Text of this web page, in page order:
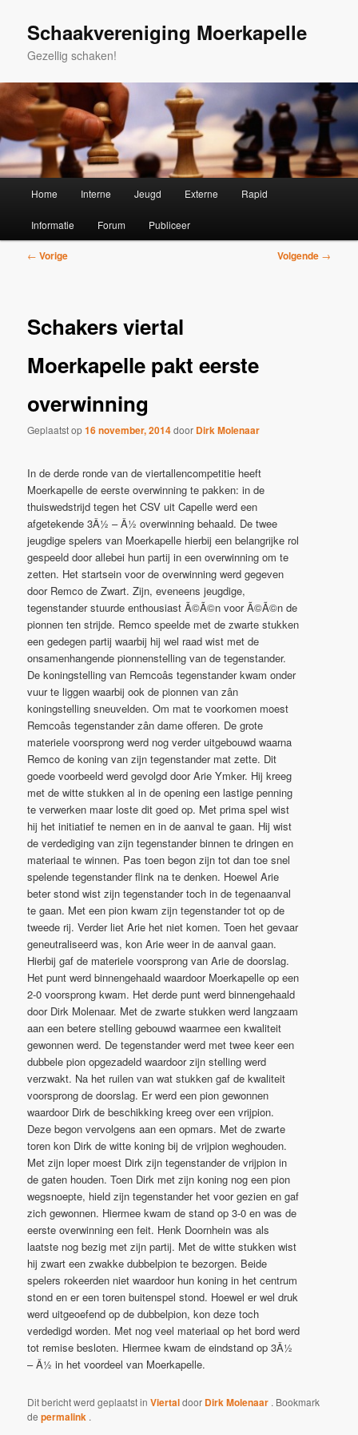
primaire
Schaakvereniging Moerkapelle
Gezellig schaken!
Home Interne Jeugd Externe Rapid
Informatie Forum Publiceer
Bericht
← Vorige Volgende →
Schakers viertal
Moerkapelle pakt eerste
overwinning
Geplaatst op16 november, 2014door Dirk Molenaar
In de derde ronde van de viertallencompetitie heeft
Moerkapelle de eerste overwinning te pakken: in de
thuiswedstrijd tegen het CSV uit Capelle werd een
afgetekende 3Â½ – Â½ overwinning behaald. De twee
jeugdige spelers van Moerkapelle hierbij een belangrijke rol
gespeeld door allebei hun partij in een overwinning om te
zetten. Het startsein voor de overwinning werd gegeven
door Remco de Zwart. Zijn, eveneens jeugdige,
tegenstander stuurde enthousiast Ã©Ã©n voor Ã©Ã©n de
pionnen ten strijde. Remco speelde met de zwarte stukken
een gedegen partij waarbij hij wel raad wist met de
onsamenhangende pionnenstelling van de tegenstander.
De koningstelling van Remcoâs tegenstander kwam onder
vuur te liggen waarbij ook de pionnen van zân
koningstelling sneuvelden. Om mat te voorkomen moest
Remcoâs tegenstander zân dame offeren. De grote
materiele voorsprong werd nog verder uitgebouwd waarna
Remco de koning van zijn tegenstander mat zette. Dit
goede voorbeeld werd gevolgd door Arie Ymker. Hij kreeg
met de witte stukken al in de opening een lastige penning
te verwerken maar loste dit goed op. Met prima spel wist
hij het initiatief te nemen en in de aanval te gaan. Hij wist
de verdediging van zijn tegenstander binnen te dringen en
materiaal te winnen. Pas toen begon zijn tot dan toe snel
spelende tegenstander flink na te denken. Hoewel Arie
beter stond wist zijn tegenstander toch in de tegenaanval
te gaan. Met een pion kwam zijn tegenstander tot op de
tweede rij. Verder liet Arie het niet komen. Toen het gevaar
geneutraliseerd was, kon Arie weer in de aanval gaan.
Hierbij gaf de materiele voorsprong van Arie de doorslag.
Het punt werd binnengehaald waardoor Moerkapelle op een
2-0 voorsprong kwam. Het derde punt werd binnengehaald
door Dirk Molenaar. Met de zwarte stukken werd langzaam
aan een betere stelling gebouwd waarmee een kwaliteit
gewonnen werd. De tegenstander werd met twee keer een
dubbele pion opgezadeld waardoor zijn stelling werd
verzwakt. Na het ruilen van wat stukken gaf de kwaliteit
voorsprong de doorslag. Er werd een pion gewonnen
waardoor Dirk de beschikking kreeg over een vrijpion.
Deze begon vervolgens aan een opmars. Met de zwarte
toren kon Dirk de witte koning bij de vrijpion weghouden.
Met zijn loper moest Dirk zijn tegenstander de vrijpion in
de gaten houden. Toen Dirk met zijn koning nog een pion
wegsnoepte, hield zijn tegenstander het voor gezien en gaf
zich gewonnen. Hiermee kwam de stand op 3-0 en was de
eerste overwinning een feit. Henk Doornhein was als
laatste nog bezig met zijn partij. Met de witte stukken wist
hij zwart een zwakke dubbelpion te bezorgen. Beide
spelers rokeerden niet waardoor hun koning in het centrum
stond en er een toren buitenspel stond. Hoewel er wel druk
werd uitgeoefend op de dubbelpion, kon deze toch
verdedigd worden. Met nog veel materiaal op het bord werd
tot remise besloten. Hiermee kwam de eindstand op 3Â½
– Â½ in het voordeel van Moerkapelle.
Dit bericht werd geplaatst inViertaldoor Dirk Molenaar . Bookmark
depermalink .